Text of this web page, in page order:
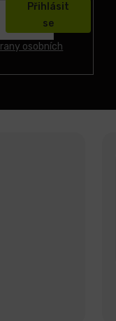
osobních
Přihlásit
se